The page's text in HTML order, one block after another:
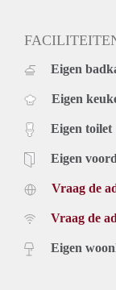
Eigen
Eigen
Eigen toilet
Eigen
Vraag de
Vraag de
Eigen